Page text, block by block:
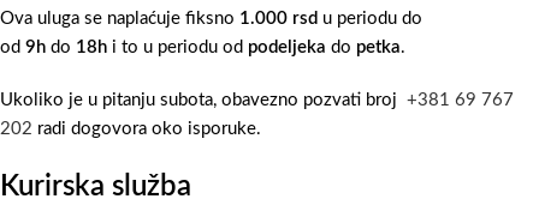
Ova uluga se naplaćuje fiksno 1.000 rsd u periodu do
od 9h do 18h i to u periodu od podeljeka do petka.
Ukoliko je u pitanju subota, obavezno pozvati broj +381 69 767
202 radi dogovora oko isporuke.
Kurirska služba